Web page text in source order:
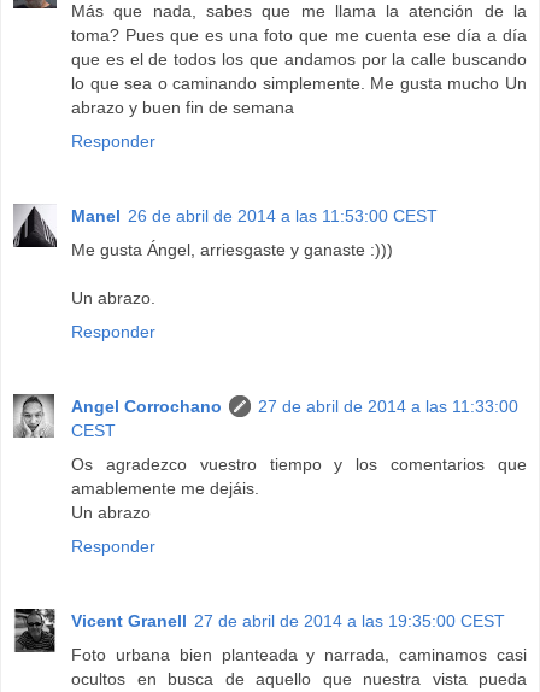
Más que nada, sabes que me llama la atención de la
toma? Pues que es una foto que me cuenta ese día a día
que es el de todos los que andamos por la calle buscando
lo que sea o caminando simplemente. Me gusta mucho Un
abrazo y buen fin de semana
Responder
Manel 26 de abril de 2014 a las 11:53:00 CEST
Me gusta Ángel, arriesgaste y ganaste :)))
Un abrazo.
Responder
Angel Corrochano
27 de abril de 2014 a las 11:33:00
CEST
Os agradezco vuestro tiempo y los comentarios que
amablemente me dejáis.
Un abrazo
Responder
Vicent Granell 27 de abril de 2014 a las 19:35:00 CEST
Foto urbana bien planteada y narrada, caminamos casi
ocultos en busca de aquello que nuestra vista pueda